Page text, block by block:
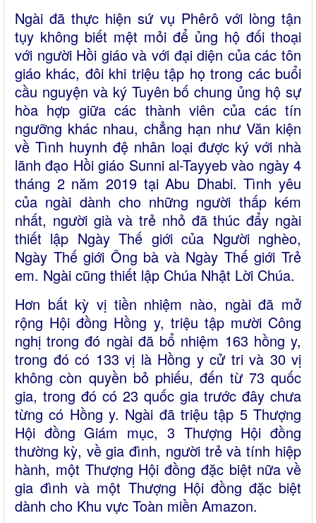
Ngài đã thực hiện sứ vụ Phêrô với lòng tận
tụy không biết mệt mỏi để ủng hộ đối thoại
với người Hồi giáo và với đại diện của các tôn
giáo khác, đôi khi triệu tập họ trong các buổi
cầu nguyện và ký Tuyên bố chung ủng hộ sự
hòa hợp giữa các thành viên của các tín
ngưỡng khác nhau, chẳng hạn như Văn kiện
về Tình huynh đệ nhân loại được ký với nhà
lãnh đạo Hồi giáo Sunni al-Tayyeb vào ngày 4
tháng 2 năm 2019 tại Abu Dhabi. Tình yêu
của ngài dành cho những người thấp kém
nhất, người già và trẻ nhỏ đã thúc đẩy ngài
thiết lập Ngày Thế giới của Người nghèo,
Ngày Thế giới Ông bà và Ngày Thế giới Trẻ
em. Ngài cũng thiết lập Chúa Nhật Lời Chúa.
Hơn bất kỳ vị tiền nhiệm nào, ngài đã mở
rộng Hội đồng Hồng y, triệu tập mười Công
nghị trong đó ngài đã bổ nhiệm 163 hồng y,
trong đó có 133 vị là Hồng y cử tri và 30 vị
không còn quyền bỏ phiếu, đến từ 73 quốc
gia, trong đó có 23 quốc gia trước đây chưa
từng có Hồng y. Ngài đã triệu tập 5 Thượng
Hội đồng Giám mục, 3 Thượng Hội đồng
thường kỳ, về gia đình, người trẻ và tính hiệp
hành, một Thượng Hội đồng đặc biệt nữa về
gia đình và một Thượng Hội đồng đặc biệt
dành cho Khu vực Toàn miền Amazon.